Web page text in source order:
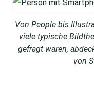
Von People bis
viele typische
gefragt waren,
von